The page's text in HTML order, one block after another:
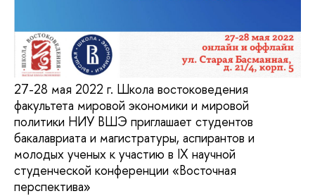
27-28 мая 2022 г. Школа востоковедения
факультета мировой экономики и мировой
политики НИУ ВШЭ приглашает студентов
бакалавриата и магистратуры, аспирантов и
молодых ученых к участию в IX научной
студенческой конференции «Восточная
перспектива»